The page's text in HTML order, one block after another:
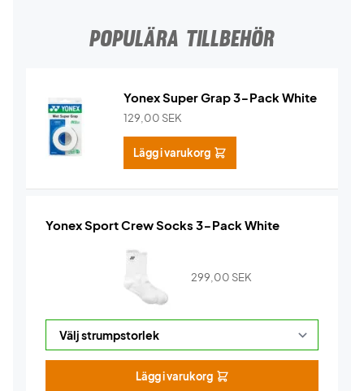
POPULÄRA TILLBEHÖR
Yonex Super Grap 3-Pack White
129,00 SEK
Lägg i varukorg
Yonex Sport Crew Socks 3-Pack White
299,00 SEK
Lägg i varukorg